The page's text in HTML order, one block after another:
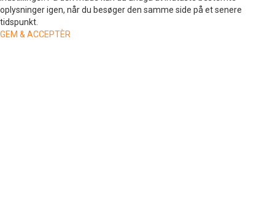
oplysninger igen, når du besøger den samme side på et senere
tidspunkt.
GEM & ACCEPTÈR